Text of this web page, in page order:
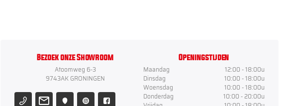
Bezoek onze Showroom
Atoomweg 6-3
9743AK GRONINGEN
Openingstijden
Maandag
12:00 - 18:00u
Dinsdag
10:00 - 18:00u
Woensdag
10:00 - 18:00u
Donderdag
10:00 - 20:00u